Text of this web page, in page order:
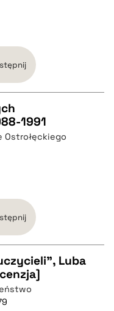
1991
Ostrołęckiego
Luba